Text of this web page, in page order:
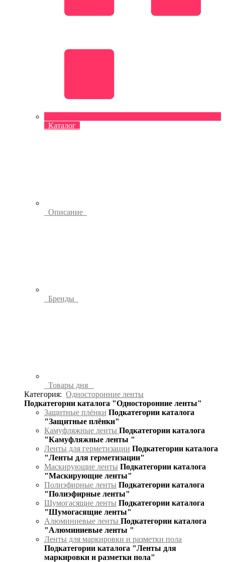
Каталог
Описание
Бренды
Товары дня
Категория: Односторонние ленты
Подкатегории каталога "Односторонние ленты"
Защитные плёнки Подкатегории каталога
"Защитные плёнки"
Камуфляжные ленты Подкатегории каталога
"Камуфляжные ленты "
Ленты для герметизации Подкатегории каталога
"Ленты для герметизации"
Маскирующие ленты Подкатегории каталога
"Маскирующие ленты"
Полиэфирные ленты Подкатегории каталога
"Полиэфирные ленты"
Шумогасящие ленты Подкатегории каталога
"Шумогасящие ленты"
Алюминиевые ленты Подкатегории каталога
"Алюминиевые ленты "
Ленты для маркировки и разметки пола
Подкатегории каталога "Ленты для
маркировки и разметки пола"